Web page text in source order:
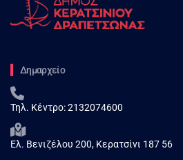
Δημαρχείο
Τηλ. Κέντρο:2132074600
Ελ. Βενιζέλου 200, Κερατσίνι 187 56